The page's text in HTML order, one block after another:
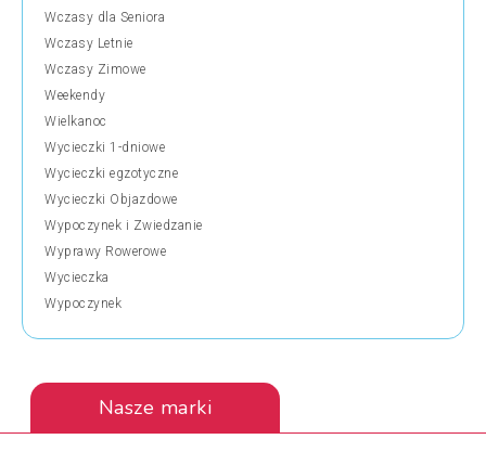
Wczasy dla Seniora
Wczasy Letnie
Wczasy Zimowe
Weekendy
Wielkanoc
Wycieczki 1-dniowe
Wycieczki egzotyczne
Wycieczki Objazdowe
Wypoczynek i Zwiedzanie
Wyprawy Rowerowe
Wycieczka
Wypoczynek
Nasze marki